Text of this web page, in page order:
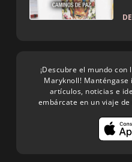
¡Descubre el mundo
Maryknoll!
artículos, noticias e
embárcate en un viaje